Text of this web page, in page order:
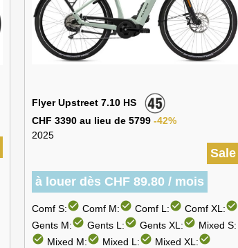
Flyer Upstreet 7.10 HS
CHF 3390 au lieu de 5799 -42%
2025
Sale
à louer dès CHF 89.80 / mois
Comf S:check_circle Comf M:check_circle Comf L:check_circle Comf XL:check_circle
Gents M:check_circle Gents L:check_circle Gents XL:check_circle Mixed S:
check_circle Mixed M:check_circle Mixed L:check_circle Mixed XL:check_circle